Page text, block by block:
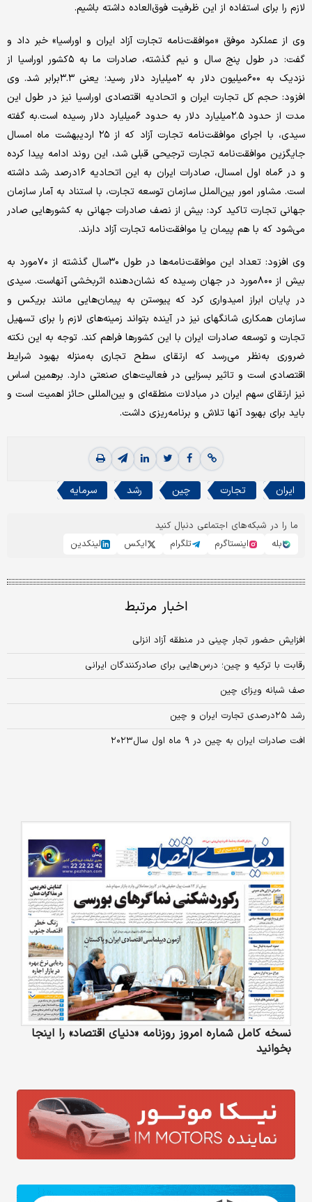
لازم را برای استفاده از این ظرفیت فوق‌العاده داشته باشیم.
وی از عملکرد موفق «موافقت‌نامه تجارت آزاد ایران و اوراسیا» خبر داد و
گفت: در طول پنج سال و نیم گذشته، صادرات ما به ۵کشور اوراسیا از
نزدیک به ۶۰۰‌میلیون دلار به ۲‌میلیارد دلار رسید؛ یعنی ۳.۳برابر شد. وی
افزود: حجم کل تجارت ایران و اتحادیه اقتصادی اوراسیا نیز در طول این
مدت از حدود ۲.۵میلیارد دلار به حدود ۶‌میلیارد دلار رسیده است.به گفته
سیدی، با اجرای موافقت‌نامه تجارت آزاد که از ۲۵ اردیبهشت ماه امسال
جایگزین موافقت‌نامه تجارت ترجیحی قبلی شد، این روند ادامه پیدا کرده
و در ۶ماه اول امسال، صادرات ایران به این اتحادیه ۱۶درصد رشد داشته
است. مشاور امور بین‌الملل سازمان توسعه تجارت، با استناد به آمار سازمان
جهانی تجارت تاکید کرد: بیش از نصف صادرات جهانی به کشورهایی صادر
می‌شود که با هم پیمان یا موافقت‌نامه تجارت آزاد دارند.
وی افزود: تعداد این موافقت‌نامه‌ها در طول ۳۰سال گذشته از ۷۰مورد به
بیش از ۸۰۰مورد در جهان رسیده که نشان‌دهنده اثربخشی آنهاست. سیدی
در پایان ابراز امیدواری کرد که پیوستن به پیمان‌هایی مانند بریکس و
سازمان همکاری شانگهای نیز در آینده بتواند زمینه‌های لازم را برای تسهیل
تجارت و توسعه صادرات ایران با این کشورها فراهم کند. توجه به این نکته
ضروری به‌نظر می‌رسد که ارتقای سطح تجاری به‌منزله بهبود شرایط
اقتصادی است و تاثیر بسزایی در فعالیت‌های صنعتی دارد. برهمین اساس
نیز ارتقای سهم ایران در مبادلات منطقه‌ای و بین‌المللی حائز اهمیت است و
باید برای بهبود آنها تلاش و برنامه‌ریزی داشت.
ایران تجارت چین رشد سرمایه
ما را در شبکه‌های اجتماعی دنبال کنید
بله
اینستاگرم تلگرام ایکس لینکدین
اخبار مرتبط
افزایش حضور تجار چینی در منطقه آزاد انزلی
رقابت با ترکیه و چین؛ درس‌هایی برای صادرکنندگان ایرانی
صف شبانه ویزای چین
رشد ۲۵‌درصدی تجارت ایران و چین
افت صادرات ایران به چین در ۹ ماه اول سال‌۲۰۲۳
نسخه کامل شماره امروز روزنامه «دنیای‌ اقتصاد» را اینجا
بخوانید